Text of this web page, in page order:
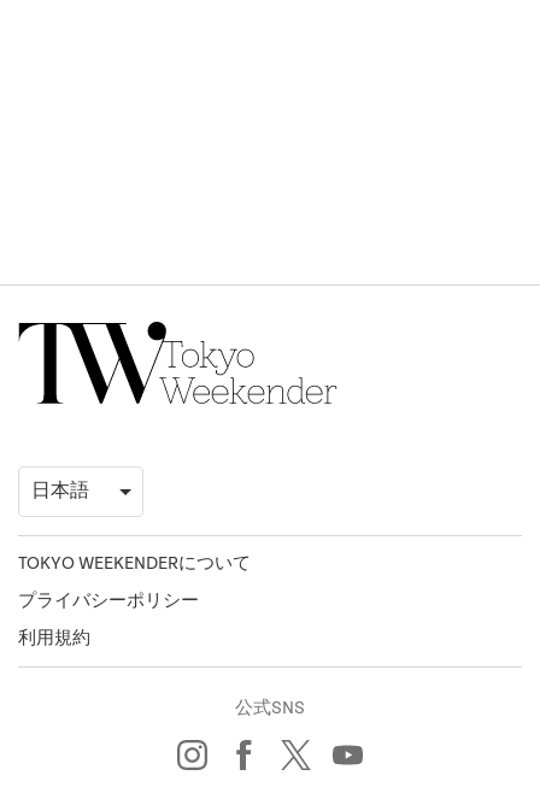
TOKYO WEEKENDERについて
プライバシーポリシー
利用規約
公式SNS